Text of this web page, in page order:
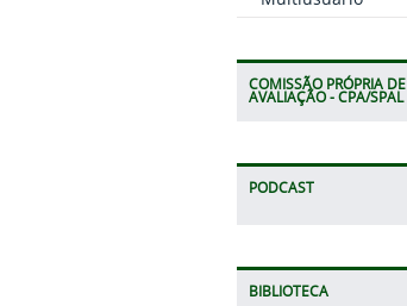
COMISSÃO PRÓPRIA DE
AVALIAÇÃO - CPA/SPAL
PODCAST
BIBLIOTECA